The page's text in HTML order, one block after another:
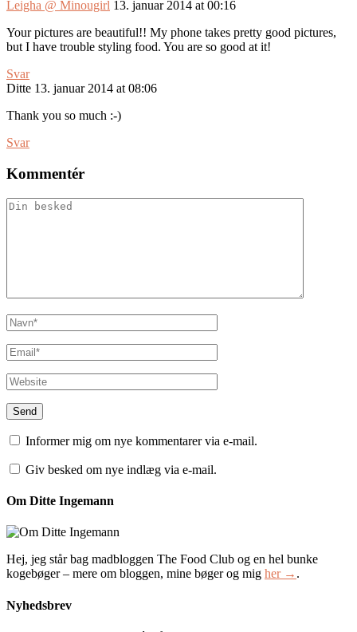
Leigha @ Minougirl 13. januar 2014 at 00:16
Your pictures are beautiful!! My phone takes pretty good pictures,
but I have trouble styling food. You are so good at it!
Svar
Ditte 13. januar 2014 at 08:06
Thank you so much :-)
Svar
Kommentér
Informer mig om nye kommentarer via e-mail.
Giv besked om nye indlæg via e-mail.
Om Ditte Ingemann
Hej, jeg står bag madbloggen The Food Club og en hel bunke
kogebøger – mere om bloggen, mine bøger og mig her → .
Nyhedsbrev